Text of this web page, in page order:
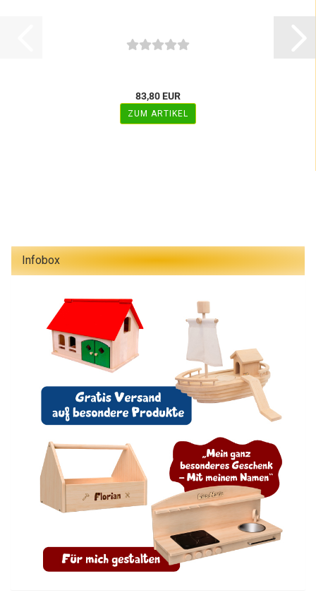
83,80 EUR
ZUM ARTIKEL
Infobox